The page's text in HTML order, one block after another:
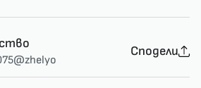
@zhelyo
Сподели